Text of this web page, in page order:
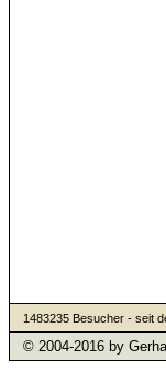
1483235 Besucher - seit
© 2004-2016 by